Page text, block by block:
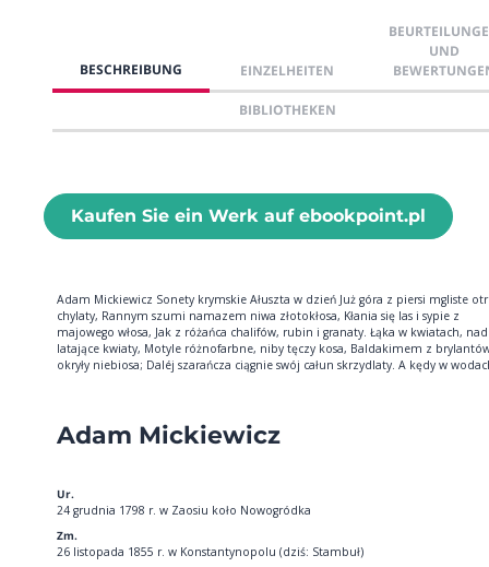
BESCHREIBUNG EINZELHEITEN
UND
BIBLIOTHEKEN
Kaufen Sie ein Werk auf ebookpoint.pl
Adam Mickiewicz Sonety krymskie Ałuszta w dzień Już góra z piersi mgliste
chylaty, Rannym szumi namazem niwa złotokłosa, Kłania się las i sypie z
majowego włosa, Jak z różańca chalifów, rubin i granaty. Łąka w kwiatach, nad
latające kwiaty, Motyle różnofarbne, niby tęczy kosa, Baldakimem z
okryły niebiosa; Daléj szarańcza ciągnie swój całun skrzydlaty. A kędy w
Adam Mickiewicz
Ur.
24 grudnia 1798 r. w Zaosiu koło Nowogródka
Zm.
26 listopada 1855 r. w Konstantynopolu (dziś: Stambuł)